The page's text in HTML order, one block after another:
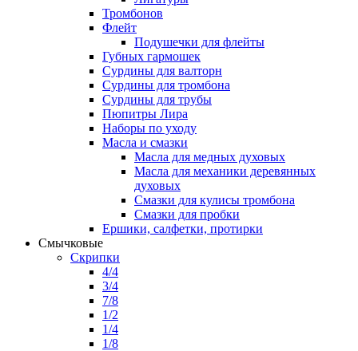
Тромбонов
Флейт
Подушечки для флейты
Губных гармошек
Сурдины для валторн
Сурдины для тромбона
Сурдины для трубы
Пюпитры Лира
Наборы по уходу
Масла и смазки
Масла для медных духовых
Масла для механики деревянных
духовых
Смазки для кулисы тромбона
Смазки для пробки
Ершики, салфетки, протирки
Смычковые
Скрипки
4/4
3/4
7/8
1/2
1/4
1/8